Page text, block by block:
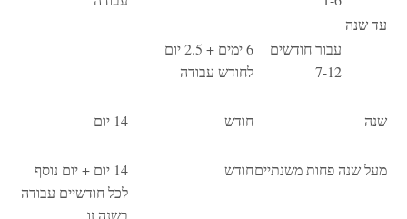
עד שנה
עבור חודשים
7-12
6 ימים + 2.5 יום
לחודש עבודה
שנה חודש 14 יום
מעל שנה פחות משנתייםחודש
14 יום + יום נוסף
לכל חודשיים עבודה